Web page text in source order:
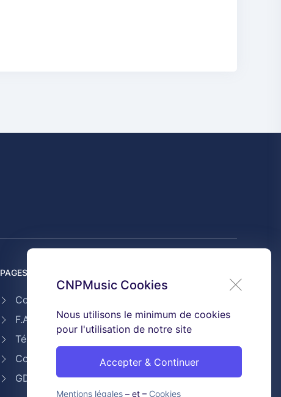
CNPMusic Cookies
Nous utilisons le minimum de cookies
pour l'utilisation de notre site
Accepter & Continuer
Mentions légales – et – Cookies
PAGES UTILES
Contact
F.A.Q
Témoignages
Conditions générales de ventes
GDPR & Cookies